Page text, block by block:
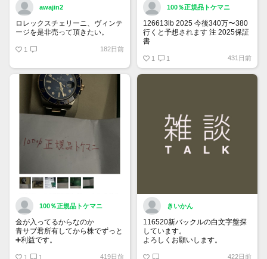
awajin2
ロレックスチェリーニ、ヴィンテ
ージを是非売って頂きたい。
1 182日前
100％正規品トケマニ
126613lb 2025 今後340万〜380
行くと予想されます 注 2025保証
書
2025/ @Watch_Monster_より
1 1 431日前
100％正規品トケマニ
金が入ってるからなのか
青サブ君所有してから株でずっと
➕利益です。
1 1 419日前
きいかん
116520新バックルの白文字盤探
しています。
よろしくお願いします。
422日前